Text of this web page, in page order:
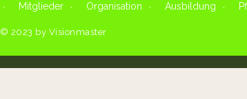
Mitglieder Organisation Ausbildung
© 2023 by Visionmaster